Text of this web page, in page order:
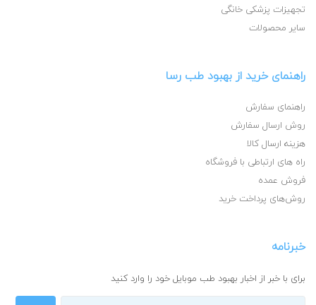
تجهیزات پزشکی خانگی
سایر محصولات
راهنمای خرید از بهبود طب رسا
راهنمای سفارش
روش ارسال سفارش
هزینه ارسال کالا
راه های ارتباطی با فروشگاه
فروش عمده
روش‌های پرداخت خرید
خبرنامه
برای با خبر از اخبار بهبود طب موبایل خود را وارد کنید